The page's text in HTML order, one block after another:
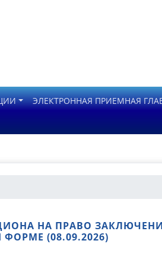
ЭЛЕКТРОННАЯ ПРИЕМНАЯ
НА ПРАВО
(08.09.2026)